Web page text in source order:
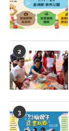
2
3